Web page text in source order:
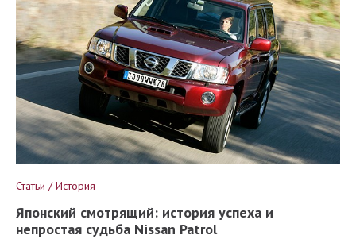
Статьи / История
Японский смотрящий: история успеха и
непростая судьба Nissan Patrol